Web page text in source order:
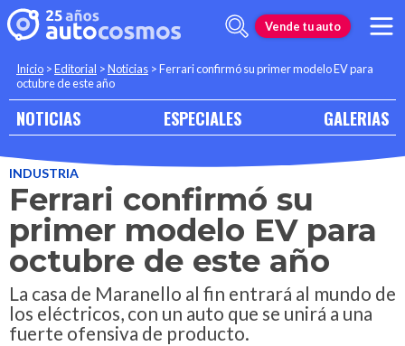
Vende tu auto
Inicio >Editorial >Noticias >Ferrari confirmó su primer modelo EV para
octubre de este año
NOTICIAS ESPECIALES GALERIAS
INDUSTRIA
Ferrari confirmó su
primer modelo EV para
octubre de este año
La casa de Maranello al fin entrará al mundo de
los eléctricos, con un auto que se unirá a una
fuerte ofensiva de producto.